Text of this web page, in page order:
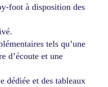
foot à disposition des
tels qu’une
d’écoute et une
dédiée et des tableaux